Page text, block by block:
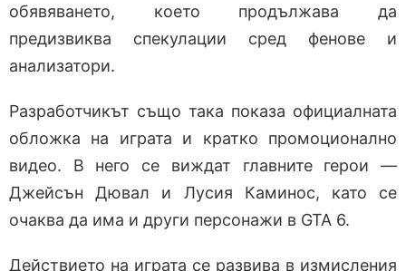
обявяването, което продължава да
предизвиква спекулации сред фенове и
анализатори.
Разработчикът също така показа официалната
обложка на играта и кратко промоционално
видео. В него се виждат главните герои —
Джейсън Дювал и Лусия Каминос, като се
очаква да има и други персонажи в GTA 6.
Действието на играта се развива в измисления